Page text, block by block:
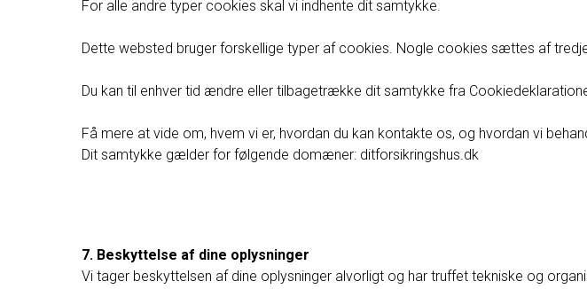
For alle andre typer cookies skal vi indhente dit samtykke.
Dette websted bruger forskellige typer af cookies. Nogle cookies sættes af
Du kan til enhver tid ændre eller tilbagetrække dit samtykke fra
Få mere at vide om, hvem vi er, hvordan du kan kontakte os, og hvordan vi
Dit samtykke gælder for følgende domæner: ditforsikringshus.dk
7. Beskyttelse af dine oplysninger
Vi tager beskyttelsen af dine oplysninger alvorligt og har truffet tekniske og